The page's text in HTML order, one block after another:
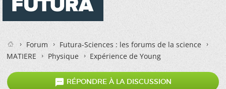
Forum
Futura-Sciences : les forums de la science
MATIERE
Physique Expérience de Young
 RÉPONDRE À LA DISCUSSION